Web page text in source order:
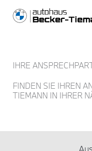
content
Inhalt
IHRE
FINDEN SIE IHREN
TIEMANN IN IHRER